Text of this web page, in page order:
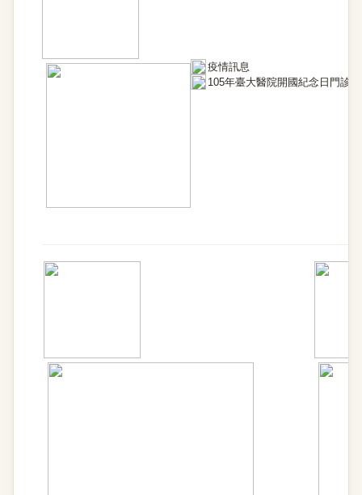
疫情訊息
105年臺大醫院開國紀念日門診